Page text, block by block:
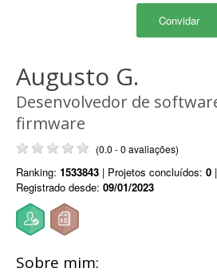
Convidar
Augusto G.
Desenvolvedor de
firmware
(0.0 - 0 avaliações)
Ranking: 1533843 | Projetos concluídos: 0
Registrado desde: 09/01/2023
Sobre mim: